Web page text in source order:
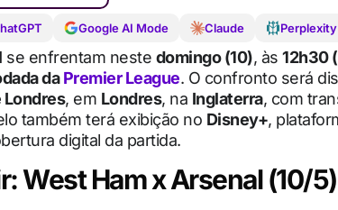
Google AI Mode Claude Perplexity
se enfrentam neste domingo (10), às 12h30
daPremier League. O confronto será
Londres, em Londres, na Inglaterra, com
também terá exibição no Disney+,
digital da partida.
West Ham x Arsenal (10/5)